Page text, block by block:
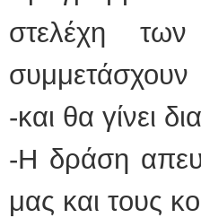
στελέχη
συμμετάσχουν
-και θα γίνει
-Η δράση
μας και τους